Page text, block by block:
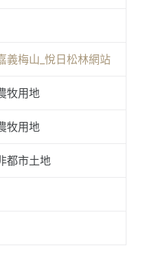
義梅山_悅日松林網站
牧用地
牧用地
都市土地